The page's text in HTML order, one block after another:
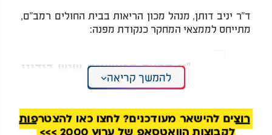
ד"ר יניב דותן, מנהל מכון הריאות בבית החולים רמב"ם,
מתייחס לממצאי המחקר כנקודת מפנה:
"זו הפעם הראשונה שיש בידינו
הוכחה קלינית ברורה לכך שגם
זמן רב כאופציה ‘קלה’ - גורמות
להמשך קריאה
רוצים להישאר מעודכנים? לחצו כאן להצטרפות
לקבוצות הוואטסאפ של ערוץ 2000 >>>